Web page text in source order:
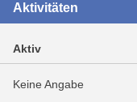
Aktivitäten
Aktiv
Keine Angabe